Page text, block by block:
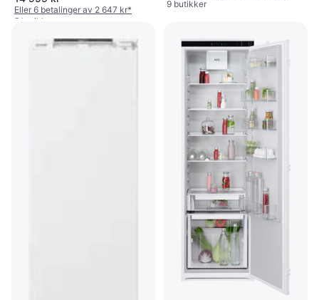
Eller 6 betalinger av 2 647 kr*
5 butikker
9 butikker